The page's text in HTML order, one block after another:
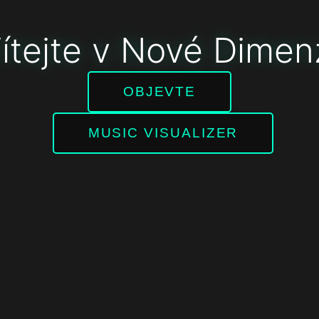
v Nové
OBJEVTE
MUSIC VISUALIZER